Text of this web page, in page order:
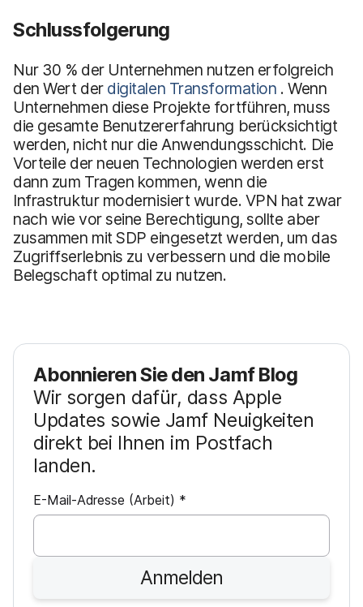
Schlussfolgerung
Nur 30 % der Unternehmen nutzen erfolgreich
den Wert der digitalen Transformation . Wenn
Unternehmen diese Projekte fortführen, muss
die gesamte Benutzererfahrung berücksichtigt
werden, nicht nur die Anwendungsschicht. Die
Vorteile der neuen Technologien werden erst
dann zum Tragen kommen, wenn die
Infrastruktur modernisiert wurde. VPN hat zwar
nach wie vor seine Berechtigung, sollte aber
zusammen mit SDP eingesetzt werden, um das
Zugriffserlebnis zu verbessern und die mobile
Belegschaft optimal zu nutzen.
Abonnieren Sie den Jamf Blog
Wir sorgen dafür, dass Apple
Updates sowie Jamf Neuigkeiten
direkt bei Ihnen im Postfach
landen.
E-Mail-Adresse (Arbeit) *P
f
i
c
h
Anmelden